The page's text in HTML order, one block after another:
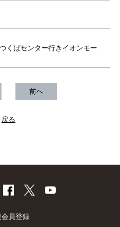
くばセンター行きイオンモー
前へ
戻る
会員登録